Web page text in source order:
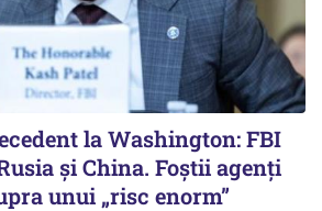
la Washington: FBI
și China. Foștii agenți
unui „risc enorm”